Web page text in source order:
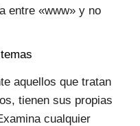
entre «www» y no
aquellos que tratan
tienen sus propias
cualquier